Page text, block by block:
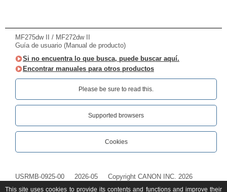
MF275dw II / MF272dw II
Guía de usuario (Manual de producto)
Si no encuentra lo que busca, puede buscar aquí.
Encontrar manuales para otros productos
Please be sure to read this.‎
Supported browsers
Cookies
USRMB-0925-00 2026-05 Copyright CANON INC. 2026
This site uses cookies to provide its contents and functions and improve their